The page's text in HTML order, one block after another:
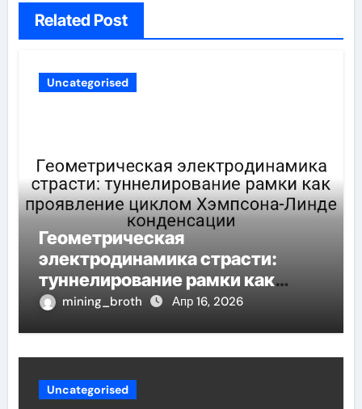
Related Post
Uncategorised
Геометрическая
электродинамика страсти:
туннелирование рамки как
проявление циклом Хэмпсона-
mining_broth Апр 16, 2026
Uncategorised